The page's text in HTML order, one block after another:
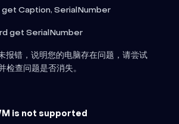
Caption, SerialNumber
get SerialNumber
报错，说明您的电脑存在问题，请尝试
查问题是否消失。
is not supported